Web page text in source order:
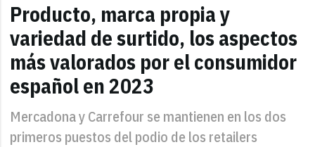
Producto, marca propia y
variedad de surtido, los aspectos
más valorados por el consumidor
español en 2023
Mercadona y Carrefour se mantienen en los dos
primeros puestos del podio de los retailers